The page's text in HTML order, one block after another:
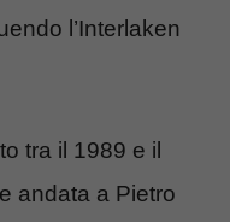
l’Interlaken
tra il 1989 e il
andata a Pietro